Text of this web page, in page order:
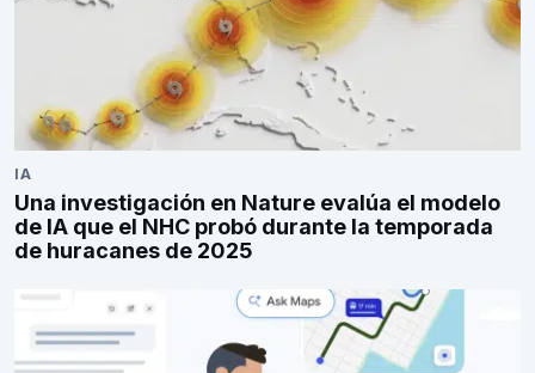
IA
Una investigación en Nature evalúa el modelo
de IA que el NHC probó durante la temporada
de huracanes de 2025